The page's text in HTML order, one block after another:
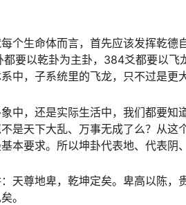
个生命体而言，首先应该发挥乾
要以乾卦为主卦，384爻都要以
中，子系统里的飞龙，只不过是更
中，还是实际生活中，我们都要
是天下大乱、万事无成了么？从
本要求。所以坤卦代表地、代表阴
天尊地卑，乾坤定矣。卑高以陈
。